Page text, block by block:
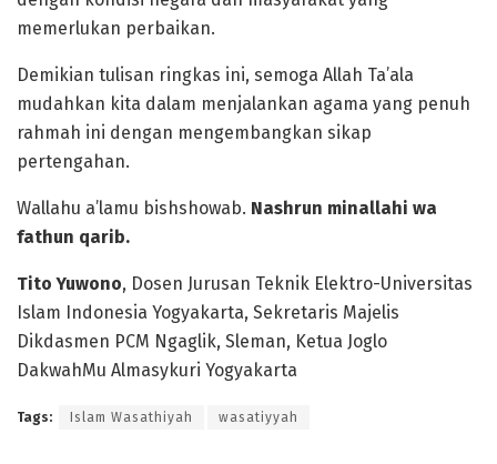
memerlukan perbaikan.
Demikian tulisan ringkas ini, semoga Allah Ta’ala
mudahkan kita dalam menjalankan agama yang penuh
rahmah ini dengan mengembangkan sikap
pertengahan.
Wallahu a’lamu bishshowab. Nashrun minallahi wa
fathun qarib.
Tito Yuwono, Dosen Jurusan Teknik Elektro-Universitas
Islam Indonesia Yogyakarta, Sekretaris Majelis
Dikdasmen PCM Ngaglik, Sleman, Ketua Joglo
DakwahMu Almasykuri Yogyakarta
Tags: Islam Wasathiyah wasatiyyah